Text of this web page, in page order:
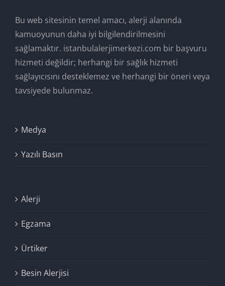
Bu web sitesinin temel amacı, alerji alanında
kamuoyunun daha iyi bilgilendirilmesini
sağlamaktır. istanbulalerjimerkezi.com bir başvuru
hizmeti değildir; herhangi bir sağlık hizmeti
sağlayıcısını desteklemez ve herhangi bir öneri veya
tavsiyede bulunmaz.
Medya
Yazılı Basın
Alerji
Egzama
Ürtiker
Besin Alerjisi